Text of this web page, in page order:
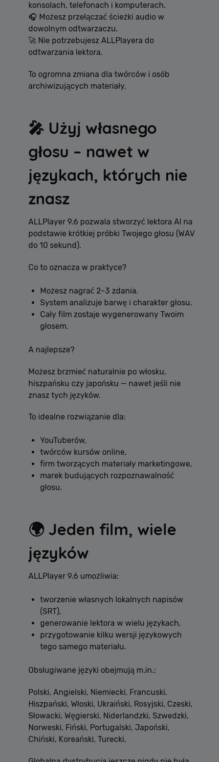
konsolach, telefonach i komputerach.
🎧 Możesz przełączać ścieżki audio w
dowolnym odtwarzaczu.
🚀 Nie potrzebujesz ALLPlayera do
odtwarzania lektora.
To ogromna zmiana dla twórców i osób
archiwizujących materiały.
🎤 Użyj własnego
głosu – nawet w
językach, których nie
znasz
ALLPlayer 9.6 pozwala stworzyć lektora AI na
podstawie krótkiej próbki Twojego głosu (WAV
do 10 sekund).
Co to oznacza w praktyce?
Możesz nagrać 2–3 zdania.
System analizuje barwę i charakter głosu.
Cały film zostaje wygenerowany Twoim
głosem.
A najlepsze?
Możesz brzmieć naturalnie po włosku,
hiszpańsku czy japońsku — nawet jeśli nie
znasz tych języków.
To idealne rozwiązanie dla:
YouTuberów,
twórców kursów online,
firm tworzących materiały marketingowe,
marek budujących rozpoznawalność
głosu.
🌍 Jeden film, wiele
języków
ALLPlayer 9.6 umożliwia:
tworzenie własnych lokalnych napisów
(SRT),
generowanie lektora w wielu językach,
przygotowanie kilku wersji językowych
tego samego materiału.
Obsługiwane języki obejmują m.in.:
Polski, Angielski, Niemiecki, Francuski,
Hiszpański, Włoski, Ukraiński, Rosyjski, Czeski,
Słowacki, Węgierski, Niderlandzki, Szwedzki,
Norweski, Fiński, Portugalski, Japoński,
Chiński, Koreański, Turecki.